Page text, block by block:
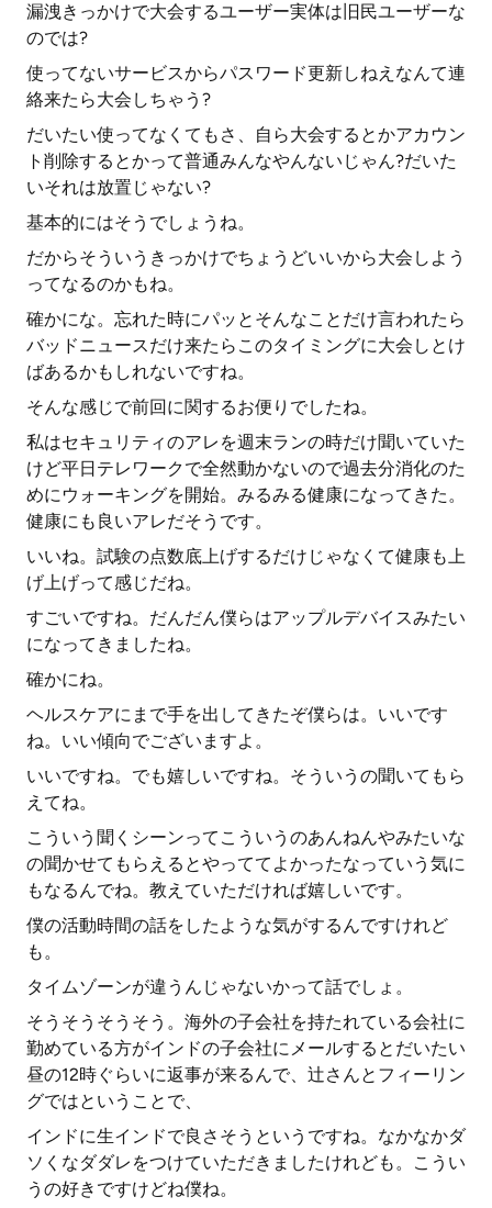
漏洩きっかけで大会するユーザー実体は旧民ユーザーな
のでは?
使ってないサービスからパスワード更新しねえなんて連
絡来たら大会しちゃう?
だいたい使ってなくてもさ、自ら大会するとかアカウン
ト削除するとかって普通みんなやんないじゃん?だいた
いそれは放置じゃない?
基本的にはそうでしょうね。
だからそういうきっかけでちょうどいいから大会しよう
ってなるのかもね。
確かにな。忘れた時にパッとそんなことだけ言われたら
バッドニュースだけ来たらこのタイミングに大会しとけ
ばあるかもしれないですね。
そんな感じで前回に関するお便りでしたね。
私はセキュリティのアレを週末ランの時だけ聞いていた
けど平日テレワークで全然動かないので過去分消化のた
めにウォーキングを開始。みるみる健康になってきた。
健康にも良いアレだそうです。
いいね。試験の点数底上げするだけじゃなくて健康も上
げ上げって感じだね。
すごいですね。だんだん僕らはアップルデバイスみたい
になってきましたね。
確かにね。
ヘルスケアにまで手を出してきたぞ僕らは。いいです
ね。いい傾向でございますよ。
いいですね。でも嬉しいですね。そういうの聞いてもら
えてね。
こういう聞くシーンってこういうのあんねんやみたいな
の聞かせてもらえるとやっててよかったなっていう気に
もなるんでね。教えていただければ嬉しいです。
僕の活動時間の話をしたような気がするんですけれど
も。
タイムゾーンが違うんじゃないかって話でしょ。
そうそうそうそう。海外の子会社を持たれている会社に
勤めている方がインドの子会社にメールするとだいたい
昼の12時ぐらいに返事が来るんで、辻さんとフィーリン
グではということで、
インドに生インドで良さそうというですね。なかなかダ
ソくなダダレをつけていただきましたけれども。こうい
うの好きですけどね僕ね。